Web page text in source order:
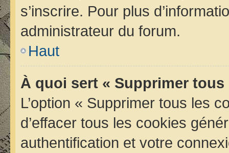
s’inscrire. Pour plus
administrateur du forum.
Haut
À quoi sert « Supprimer
L’option « Supprimer tous les
d’effacer tous les cookies
authentification et votre